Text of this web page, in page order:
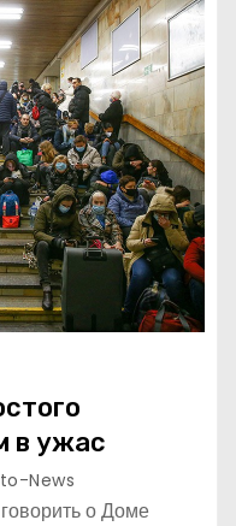
в ужас
News
о Доме